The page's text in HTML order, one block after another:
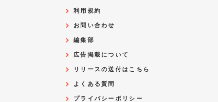
利用規約
お問い合わせ
編集部
広告掲載について
リリースの送付はこちら
よくある質問
プライバシーポリシー